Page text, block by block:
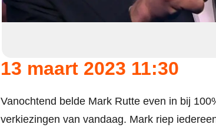
13 maart 2023 11:30
Vanochtend belde Mark Rutte even in bij
verkiezingen van vandaag. Mark riep